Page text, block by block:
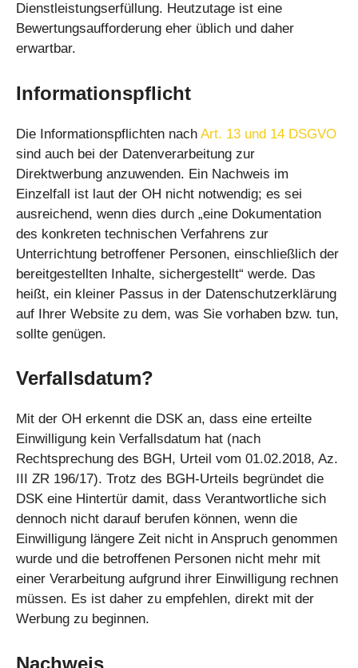
Dienstleistungserfüllung. Heutzutage ist eine
Bewertungsaufforderung eher üblich und daher
erwartbar.
Informationspflicht
Die Informationspflichten nach Art. 13 und 14 DSGVO
sind auch bei der Datenverarbeitung zur
Direktwerbung anzuwenden. Ein Nachweis im
Einzelfall ist laut der OH nicht notwendig; es sei
ausreichend, wenn dies durch „eine Dokumentation
des konkreten technischen Verfahrens zur
Unterrichtung betroffener Personen, einschließlich der
bereitgestellten Inhalte, sichergestellt“ werde. Das
heißt, ein kleiner Passus in der Datenschutzerklärung
auf Ihrer Website zu dem, was Sie vorhaben bzw. tun,
sollte genügen.
Verfallsdatum?
Mit der OH erkennt die DSK an, dass eine erteilte
Einwilligung kein Verfallsdatum hat (nach
Rechtsprechung des BGH, Urteil vom 01.02.2018, Az.
III ZR 196/17). Trotz des BGH-Urteils begründet die
DSK eine Hintertür damit, dass Verantwortliche sich
dennoch nicht darauf berufen können, wenn die
Einwilligung längere Zeit nicht in Anspruch genommen
wurde und die betroffenen Personen nicht mehr mit
einer Verarbeitung aufgrund ihrer Einwilligung rechnen
müssen. Es ist daher zu empfehlen, direkt mit der
Werbung zu beginnen.
Nachweis